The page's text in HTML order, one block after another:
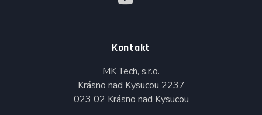
Kontakt
MK Tech, s.r.o.
Krásno nad Kysucou 2237
023 02 Krásno nad Kysucou